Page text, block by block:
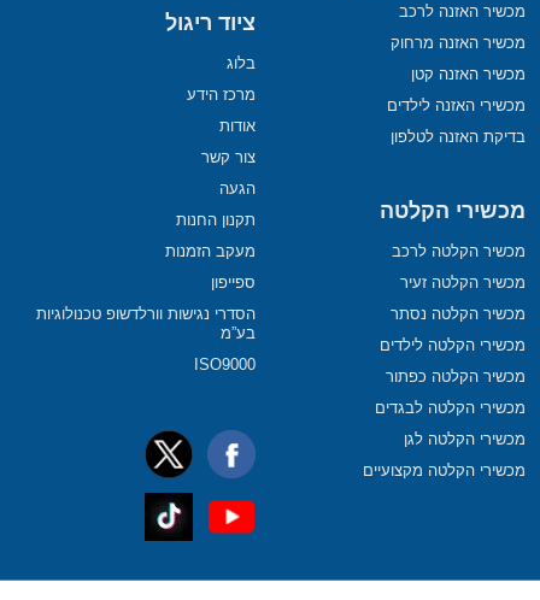
מכשיר האזנה לרכב
מכשיר האזנה מרחוק
מכשיר האזנה קטן
מכשירי האזנה לילדים
בדיקת האזנה לטלפון
מכשירי הקלטה
מכשיר הקלטה לרכב
מכשיר הקלטה זעיר
מכשיר הקלטה נסתר
מכשירי הקלטה לילדים
מכשיר הקלטה כפתור
מכשירי הקלטה לבגדים
מכשירי הקלטה לגן
מכשירי הקלטה מקצועיים
ציוד ריגול
בלוג
מרכז הידע
אודות
צור קשר
הגעה
תקנון החנות
מעקב הזמנות
ספייפון
הסדרי נגישות וורלדשופ טכנולוגיות
בע”מ
ISO9000